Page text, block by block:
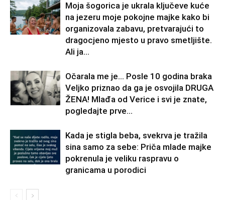
Moja šogorica je ukrala ključeve kuće
na jezeru moje pokojne majke kako bi
organizovala zabavu, pretvarajući to
dragocjeno mjesto u pravo smetljište.
Ali ja...
Očarala me je… Posle 10 godina braka
Veljko priznao da ga je osvojila DRUGA
ŽENA! Mlađa od Verice i svi je znate,
pogledajte prve...
Kada je stigla beba, svekrva je tražila
sina samo za sebe: Priča mlade majke
pokrenula je veliku raspravu o
granicama u porodici